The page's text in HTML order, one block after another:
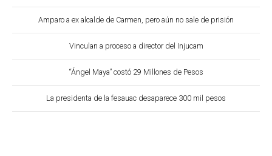
Amparo a ex alcalde de Carmen, pero aún no sale de prisión
Vinculan a proceso a director del Injucam
“Ángel Maya” costó 29 Millones de Pesos
La presidenta de la fesauac desaparece 300 mil pesos